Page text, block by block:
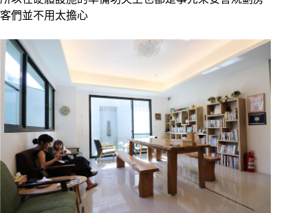
客們並不用太擔心